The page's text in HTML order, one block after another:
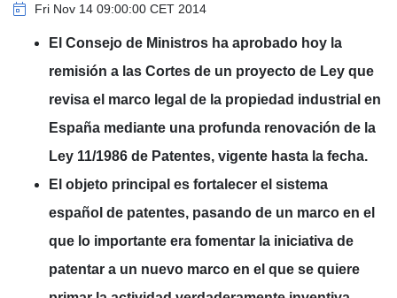
Fri Nov 14 09:00:00 CET 2014
El Consejo de Ministros ha aprobado hoy la
remisión a las Cortes de un proyecto de Ley que
revisa el marco legal de la propiedad industrial en
España mediante una profunda renovación de la
Ley 11/1986 de Patentes, vigente hasta la fecha.
El objeto principal es fortalecer el sistema
español de patentes, pasando de un marco en el
que lo importante era fomentar la iniciativa de
patentar a un nuevo marco en el que se quiere